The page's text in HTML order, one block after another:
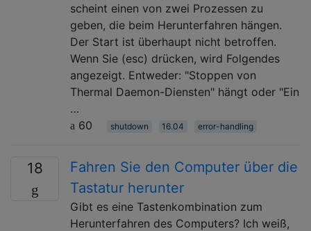
scheint einen von zwei Prozessen zu
geben, die beim Herunterfahren hängen.
Der Start ist überhaupt nicht betroffen.
Wenn Sie (esc) drücken, wird Folgendes
angezeigt. Entweder: "Stoppen von
Thermal Daemon-Diensten" hängt oder "Ein
…
60
shutdown 16.04 error-handling
18
Fahren Sie den Computer über die
Tastatur herunter
Gibt es eine Tastenkombination zum
Herunterfahren des Computers? Ich weiß,